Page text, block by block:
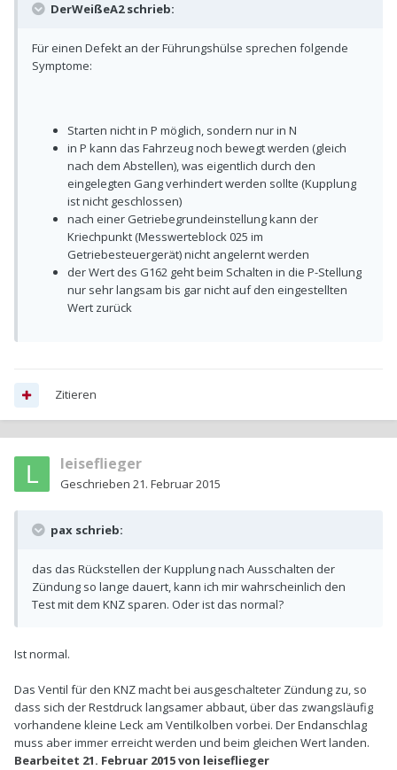
DerWeißeA2 schrieb:
Für einen Defekt an der Führungshülse sprechen folgende
Symptome:
Starten nicht in P möglich, sondern nur in N
in P kann das Fahrzeug noch bewegt werden (gleich
nach dem Abstellen), was eigentlich durch den
eingelegten Gang verhindert werden sollte (Kupplung
ist nicht geschlossen)
nach einer Getriebegrundeinstellung kann der
Kriechpunkt (Messwerteblock 025 im
Getriebesteuergerät) nicht angelernt werden
der Wert des G162 geht beim Schalten in die P-Stellung
nur sehr langsam bis gar nicht auf den eingestellten
Wert zurück
Zitieren
leiseflieger
Geschrieben 21. Februar 2015
pax schrieb:
das das Rückstellen der Kupplung nach Ausschalten der
Zündung so lange dauert, kann ich mir wahrscheinlich den
Test mit dem KNZ sparen. Oder ist das normal?
Ist normal.
Das Ventil für den KNZ macht bei ausgeschalteter Zündung zu, so
dass sich der Restdruck langsamer abbaut, über das zwangsläufig
vorhandene kleine Leck am Ventilkolben vorbei. Der Endanschlag
muss aber immer erreicht werden und beim gleichen Wert landen.
Bearbeitet 21. Februar 2015von leiseflieger